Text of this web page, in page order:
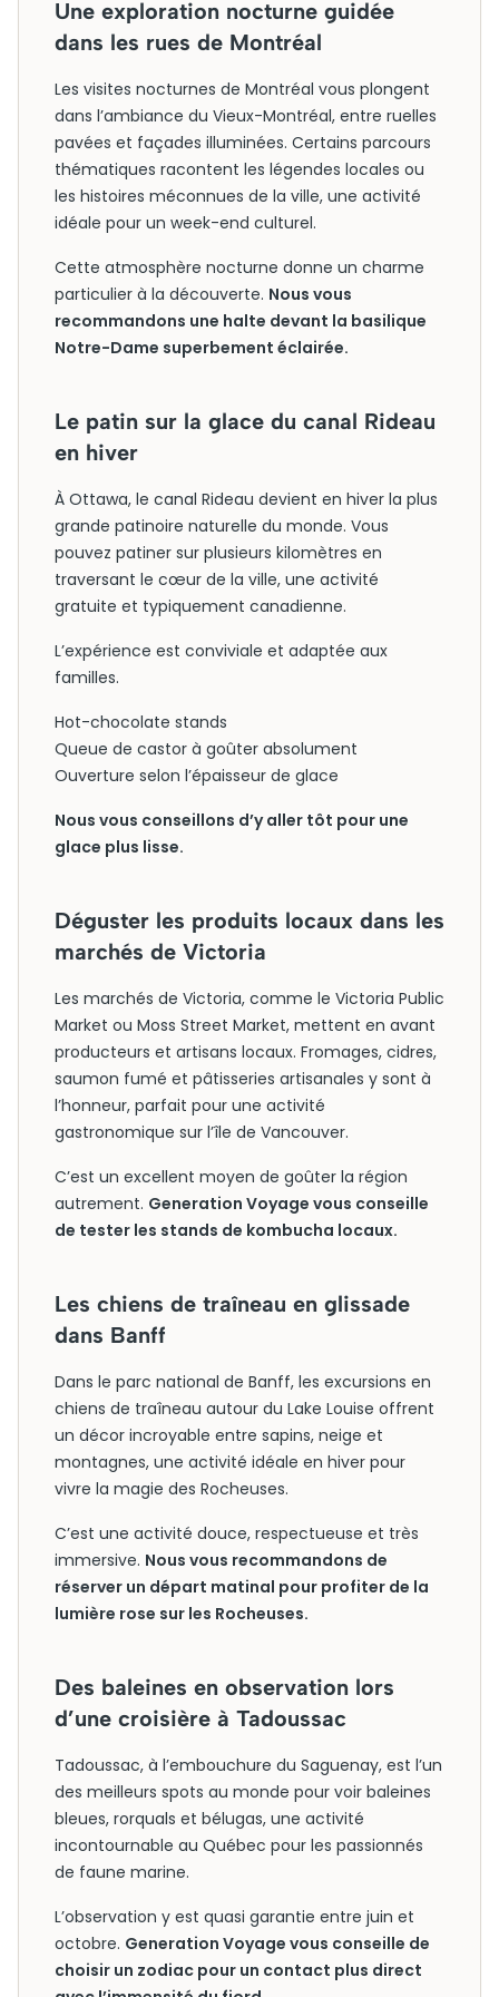
Une exploration nocturne guidée
dans les rues de Montréal
Les visites nocturnes de Montréal vous plongent
dans l’ambiance du Vieux-Montréal, entre ruelles
pavées et façades illuminées. Certains parcours
thématiques racontent les légendes locales ou
les histoires méconnues de la ville, une activité
idéale pour un week-end culturel.
Cette atmosphère nocturne donne un charme
particulier à la découverte. Nous vous
recommandons une halte devant la basilique
Notre-Dame superbement éclairée.
Le patin sur la glace du canal Rideau
en hiver
À Ottawa, le canal Rideau devient en hiver la plus
grande patinoire naturelle du monde. Vous
pouvez patiner sur plusieurs kilomètres en
traversant le cœur de la ville, une activité
gratuite et typiquement canadienne.
L’expérience est conviviale et adaptée aux
familles.
Hot-chocolate stands
Queue de castor à goûter absolument
Ouverture selon l’épaisseur de glace
Nous vous conseillons d’y aller tôt pour une
glace plus lisse.
Déguster les produits locaux dans les
marchés de Victoria
Les marchés de Victoria, comme le Victoria Public
Market ou Moss Street Market, mettent en avant
producteurs et artisans locaux. Fromages, cidres,
saumon fumé et pâtisseries artisanales y sont à
l’honneur, parfait pour une activité
gastronomique sur l’île de Vancouver.
C’est un excellent moyen de goûter la région
autrement. Generation Voyage vous conseille
de tester les stands de kombucha locaux.
Les chiens de traîneau en glissade
dans Banff
Dans le parc national de Banff, les excursions en
chiens de traîneau autour du Lake Louise offrent
un décor incroyable entre sapins, neige et
montagnes, une activité idéale en hiver pour
vivre la magie des Rocheuses.
C’est une activité douce, respectueuse et très
immersive. Nous vous recommandons de
réserver un départ matinal pour profiter de la
lumière rose sur les Rocheuses.
Des baleines en observation lors
d’une croisière à Tadoussac
Tadoussac, à l’embouchure du Saguenay, est l’un
des meilleurs spots au monde pour voir baleines
bleues, rorquals et bélugas, une activité
incontournable au Québec pour les passionnés
de faune marine.
L’observation y est quasi garantie entre juin et
octobre. Generation Voyage vous conseille de
choisir un zodiac pour un contact plus direct